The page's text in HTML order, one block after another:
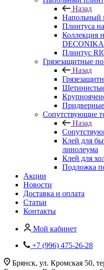
Назад
Напольный
Плинтуса
Коллекция
DECONIKA
Плинтус
Грязезащитные
Назад
Сопутствующие
Назад
Клей для
линолеума
Клей для
Подложка
Акции
Новости
Доставка и оплата
Статьи
Контакты
Мой кабинет
+7 (996) 475-26-28
Брянск, ул. Кромская 50,